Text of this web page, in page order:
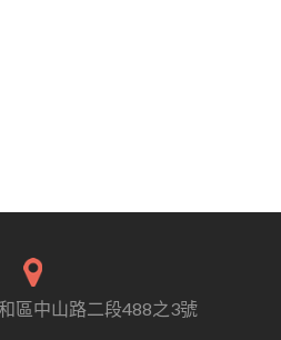
區中山路二段488之3號